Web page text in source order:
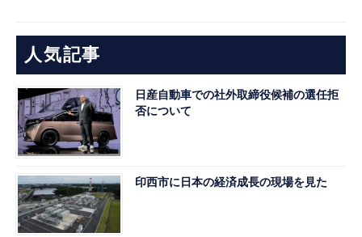
人気記事
日産自動車での社外取締役候補の選任拒
否について
印西市に日本の経済成長の現場を見た